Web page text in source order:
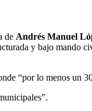
de Andrés Manuel
y bajo mando
“por lo menos un